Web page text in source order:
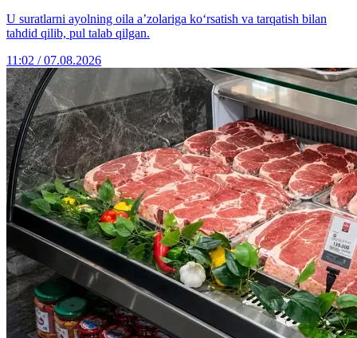
U suratlarni ayolning oila a’zolariga ko‘rsatish va tarqatish bilan
tahdid qilib, pul talab qilgan.
11:02 / 07.08.2026